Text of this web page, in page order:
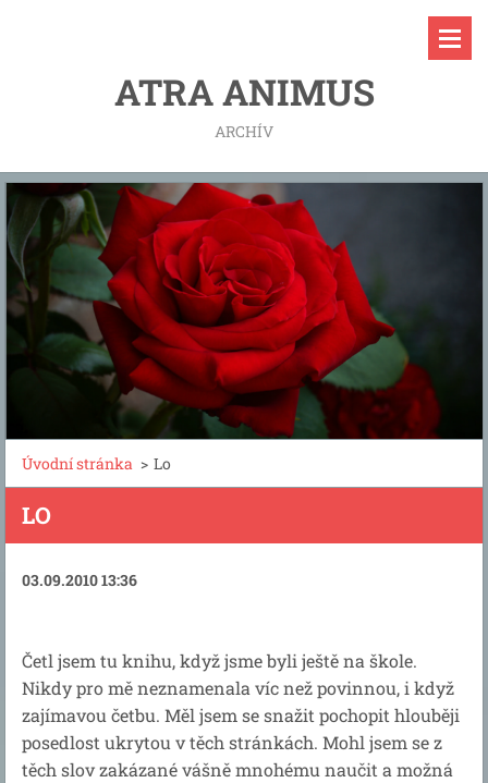
ATRA ANIMUS
ARCHÍV
Úvodní stránka > Lo
LO
03.09.2010 13:36
Četl jsem tu knihu, když jsme byli ještě na škole.
Nikdy pro mě neznamenala víc než povinnou, i když
zajímavou četbu. Měl jsem se snažit pochopit hlouběji
posedlost ukrytou v těch stránkách. Mohl jsem se z
těch slov zakázané vášně mnohému naučit a možná